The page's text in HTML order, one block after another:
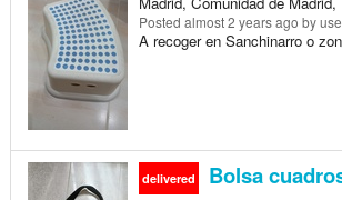
Posted almost 2 years ago by
A recoger en Sanchinarro o
delivered Bolsa